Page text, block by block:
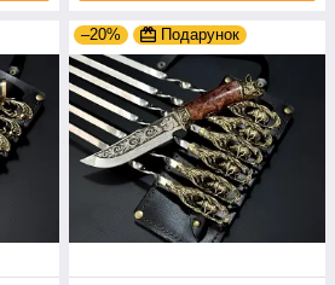
–20% Подарунок